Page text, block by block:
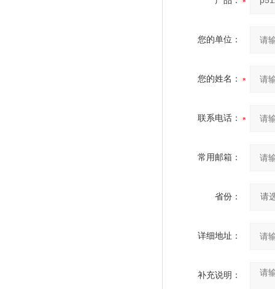
您的单位：
您的姓名：
联系电话：
常用邮箱：
省份：
详细地址：
补充说明：